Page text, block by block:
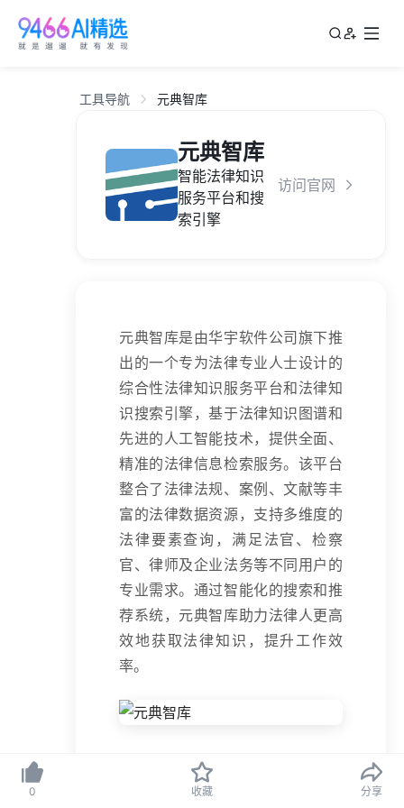
0 收藏 分享
工具导航 元典智库
元典智库
智能法律知识
服务平台和搜
索引擎
访问官网
元典智库是由华宇软件公司旗下推
出的一个专为法律专业人士设计的
综合性法律知识服务平台和法律知
识搜索引擎，基于法律知识图谱和
先进的人工智能技术，提供全面、
精准的法律信息检索服务。该平台
整合了法律法规、案例、文献等丰
富的法律数据资源，支持多维度的
法律要素查询，满足法官、检察
官、律师及企业法务等不同用户的
专业需求。通过智能化的搜索和推
荐系统，元典智库助力法律人更高
效地获取法律知识，提升工作效
率。
元典智库的主要功